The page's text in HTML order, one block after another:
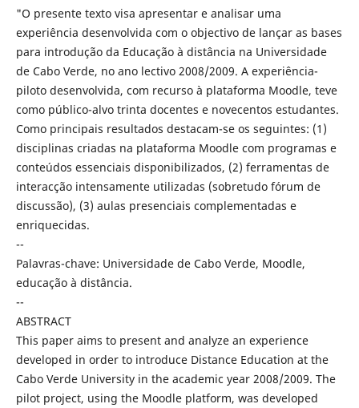
"O presente texto visa apresentar e analisar uma
experiência desenvolvida com o objectivo de lançar as bases
para introdução da Educação à distância na Universidade
de Cabo Verde, no ano lectivo 2008/2009. A experiência-
piloto desenvolvida, com recurso à plataforma Moodle, teve
como público-alvo trinta docentes e novecentos estudantes.
Como principais resultados destacam-se os seguintes: (1)
disciplinas criadas na plataforma Moodle com programas e
conteúdos essenciais disponibilizados, (2) ferramentas de
interacção intensamente utilizadas (sobretudo fórum de
discussão), (3) aulas presenciais complementadas e
enriquecidas.
--
Palavras-chave: Universidade de Cabo Verde, Moodle,
educação à distância.
--
ABSTRACT
This paper aims to present and analyze an experience
developed in order to introduce Distance Education at the
Cabo Verde University in the academic year 2008/2009. The
pilot project, using the Moodle platform, was developed